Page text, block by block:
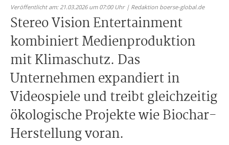
Veröffentlicht am: 21.03.2026 um 07:00 Uhr | Redaktion boerse-global.de
Stereo Vision Entertainment
kombiniert Medienproduktion
mit Klimaschutz. Das
Unternehmen expandiert in
Videospiele und treibt gleichzeitig
ökologische Projekte wie Biochar-
Herstellung voran.